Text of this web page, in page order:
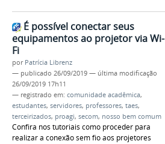
É possível conectar seus
equipamentos ao projetor via Wi-
Fi
por Patrícia Librenz
— publicado 26/09/2019 — última modificação
26/09/2019 17h11
— registrado em: comunidade acadêmica,
estudantes, servidores, professores, taes,
terceirizados, proagi, secom, nosso bem comum
Confira nos tutoriais como proceder para
realizar a conexão sem fio aos projetores